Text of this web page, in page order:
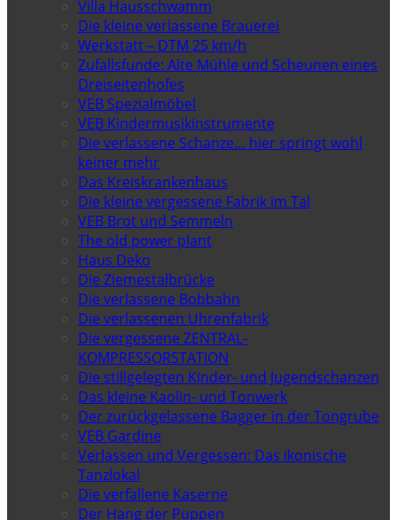
Villa Hausschwamm
Die kleine verlassene Brauerei
Werkstatt – DTM 25 km/h
Zufallsfunde: Alte Mühle und Scheunen eines
Dreiseitenhofes
VEB Spezialmöbel
VEB Kindermusikinstrumente
Die verlassene Schanze… hier springt wohl
keiner mehr
Das Kreiskrankenhaus
Die kleine vergessene Fabrik im Tal
VEB Brot und Semmeln
The old power plant
Haus Deko
Die Ziemestalbrücke
Die verlassene Bobbahn
Die verlassenen Uhrenfabrik
Die vergessene ZENTRAL-
KOMPRESSORSTATION
Die stillgelegten Kinder- und Jugendschanzen
Das kleine Kaolin- und Tonwerk
Der zurückgelassene Bagger in der Tongrube
VEB Gardine
Verlassen und Vergessen: Das ikonische
Tanzlokal
Die verfallene Kaserne
Der Hang der Puppen